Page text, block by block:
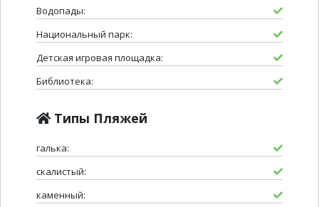
Водопады:
Национальный парк:
Детская игровая площадка:
Библиотека:
Типы Пляжей
галька:
скалистый:
каменный: